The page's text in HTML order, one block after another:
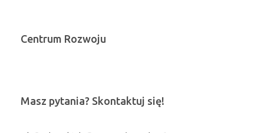
Centrum Rozwoju
Masz pytania? Skontaktuj się!